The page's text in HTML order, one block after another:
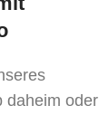
daheim oder